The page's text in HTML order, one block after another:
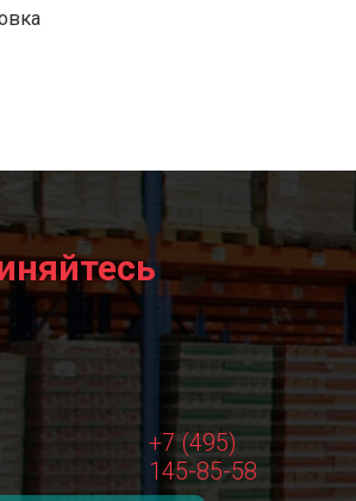
+7 (495)
145-85-58